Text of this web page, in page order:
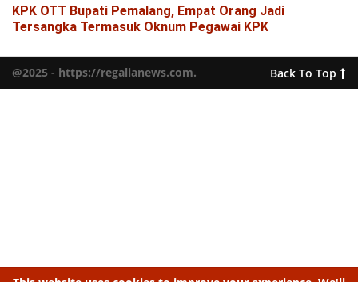
KPK OTT Bupati Pemalang, Empat Orang Jadi
Tersangka Termasuk Oknum Pegawai KPK
@2025 - https://regalianews.com. Back To Top